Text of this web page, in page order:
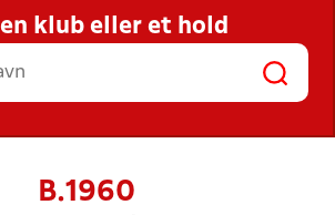
RESULTATER, KLUBBER OG
HOLD
en klub eller et hold
B.1960